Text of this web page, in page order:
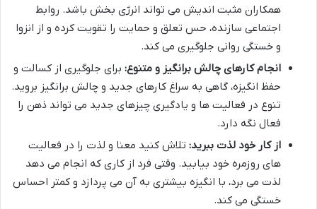
همکاران مثبت اندیش می تواند انرژی بخش باشد. روابط
اجتماعی سازنده، حس تعلق و حمایت را تقویت کرده و از انزوا
و خستگی روانی جلوگیری می کند.
انجام کارهای چالش برانگیز و متنوع: برای جلوگیری از کسالت و
حفظ انگیزه، گاهی به سراغ کارهای جدید و چالش برانگیز بروید.
تنوع در فعالیت ها و یادگیری چیزهای جدید می تواند ذهن را
فعال نگه دارد.
از کار خود لذت ببرید: تلاش کنید معنا و لذت را در فعالیت
های روزمره خود بیابید. وقتی فرد از کاری که انجام می دهد
لذت می برد، با انگیزه بیشتری به آن می پردازد و کمتر احساس
خستگی می کند.